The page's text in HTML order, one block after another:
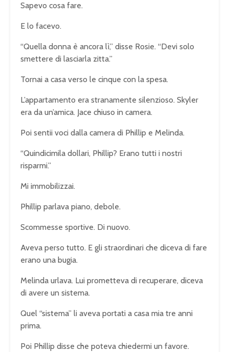
Sapevo cosa fare.
E lo facevo.
“Quella donna è ancora lì,” disse Rosie. “Devi solo
smettere di lasciarla zitta.”
Tornai a casa verso le cinque con la spesa.
L’appartamento era stranamente silenzioso. Skyler
era da un’amica. Jace chiuso in camera.
Poi sentii voci dalla camera di Phillip e Melinda.
“Quindicimila dollari, Phillip? Erano tutti i nostri
risparmi.”
Mi immobilizzai.
Phillip parlava piano, debole.
Scommesse sportive. Di nuovo.
Aveva perso tutto. E gli straordinari che diceva di fare
erano una bugia.
Melinda urlava. Lui prometteva di recuperare, diceva
di avere un sistema.
Quel “sistema” li aveva portati a casa mia tre anni
prima.
Poi Phillip disse che poteva chiedermi un favore.